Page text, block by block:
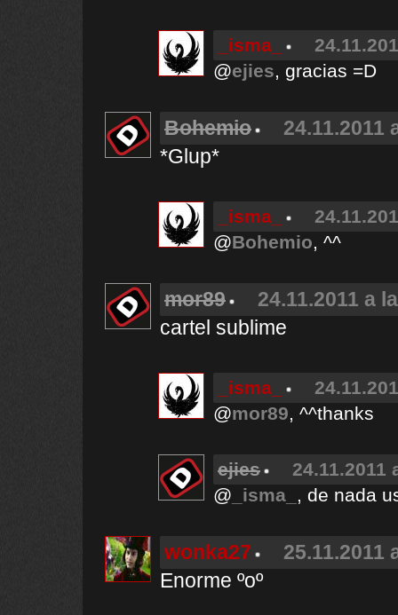
_isma_
@ejies, gracias =D
Bohemio
24.11.2011
*Glup*
_isma_
@Bohemio, ^^
mor89
24.11.2011 a
cartel sublime
_isma_
@mor89, ^^thanks
ejies
24.11.2011
@ _isma_ , de nada
wonka27
25.11.2011
Enorme ºoº